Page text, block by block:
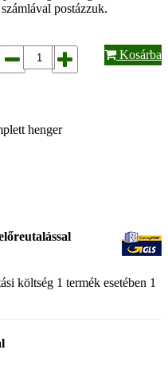
postázzuk.
Kosárba
henger
költség 1 termék esetében 1